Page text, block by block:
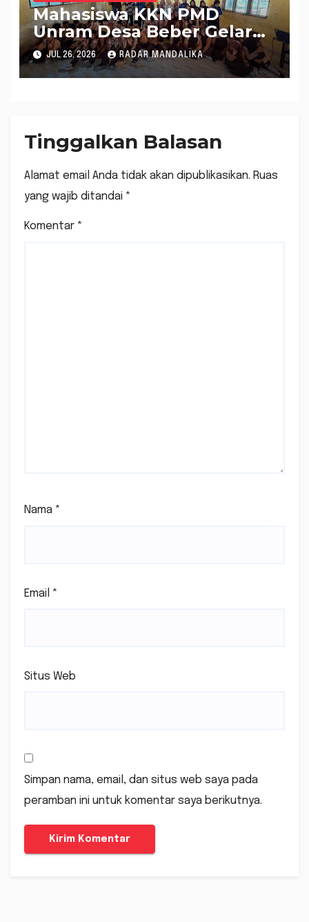
Mahasiswa KKN PMD
Unram Desa Beber Gelar
Penyuluhan Hukum
Pencegahan Pernikahan
Dini di Yayasan Ash-
JUL 26, 2026 RADAR MANDALIKA
Tinggalkan Balasan
Alamat email Anda tidak akan dipublikasikan. Ruas
yang wajib ditandai *
Komentar *
Nama *
Email *
Situs Web
Simpan nama, email, dan situs web saya pada
peramban ini untuk komentar saya berikutnya.